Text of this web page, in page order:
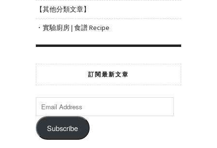
【其他分類文章】
・實驗廚房 | 食譜 Recipe
訂閱最新文章
Subscribe